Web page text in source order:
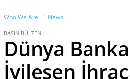
Who We Are News
BASIN BÜLTENİ
Dünya
İyileşen